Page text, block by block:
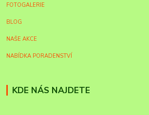
FOTOGALERIE
BLOG
NAŠE AKCE
NABÍDKA PORADENSTVÍ
KDE NÁS NAJDETE